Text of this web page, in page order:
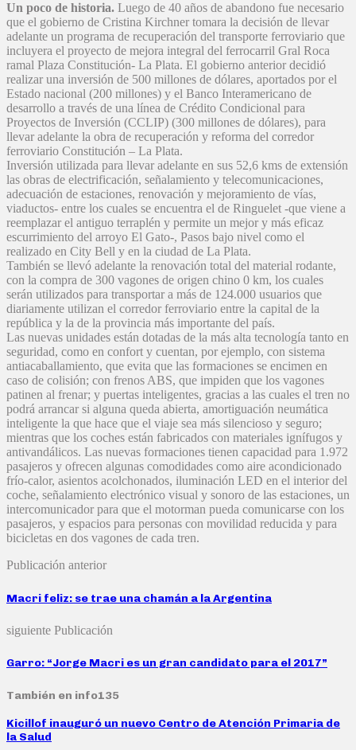
Un poco de historia. Luego de 40 años de abandono fue necesario
que el gobierno de Cristina Kirchner tomara la decisión de llevar
adelante un programa de recuperación del transporte ferroviario que
incluyera el proyecto de mejora integral del ferrocarril Gral Roca
ramal Plaza Constitución- La Plata. El gobierno anterior decidió
realizar una inversión de 500 millones de dólares, aportados por el
Estado nacional (200 millones) y el Banco Interamericano de
desarrollo a través de una línea de Crédito Condicional para
Proyectos de Inversión (CCLIP) (300 millones de dólares), para
llevar adelante la obra de recuperación y reforma del corredor
ferroviario Constitución – La Plata.
Inversión utilizada para llevar adelante en sus 52,6 kms de extensión
las obras de electrificación, señalamiento y telecomunicaciones,
adecuación de estaciones, renovación y mejoramiento de vías,
viaductos- entre los cuales se encuentra el de Ringuelet -que viene a
reemplazar el antiguo terraplén y permite un mejor y más eficaz
escurrimiento del arroyo El Gato-, Pasos bajo nivel como el
realizado en City Bell y en la ciudad de La Plata.
También se llevó adelante la renovación total del material rodante,
con la compra de 300 vagones de origen chino 0 km, los cuales
serán utilizados para transportar a más de 124.000 usuarios que
diariamente utilizan el corredor ferroviario entre la capital de la
república y la de la provincia más importante del país.
Las nuevas unidades están dotadas de la más alta tecnología tanto en
seguridad, como en confort y cuentan, por ejemplo, con sistema
antiacaballamiento, que evita que las formaciones se encimen en
caso de colisión; con frenos ABS, que impiden que los vagones
patinen al frenar; y puertas inteligentes, gracias a las cuales el tren no
podrá arrancar si alguna queda abierta, amortiguación neumática
inteligente la que hace que el viaje sea más silencioso y seguro;
mientras que los coches están fabricados con materiales ignífugos y
antivandálicos. Las nuevas formaciones tienen capacidad para 1.972
pasajeros y ofrecen algunas comodidades como aire acondicionado
frío-calor, asientos acolchonados, iluminación LED en el interior del
coche, señalamiento electrónico visual y sonoro de las estaciones, un
intercomunicador para que el motorman pueda comunicarse con los
pasajeros, y espacios para personas con movilidad reducida y para
bicicletas en dos vagones de cada tren.
Publicación anterior
Macri feliz: se trae una chamán a la Argentina
siguiente Publicación
Garro: “Jorge Macri es un gran candidato para el 2017”
También en info135
Kicillof inauguró un nuevo Centro de Atención Primaria de
la Salud